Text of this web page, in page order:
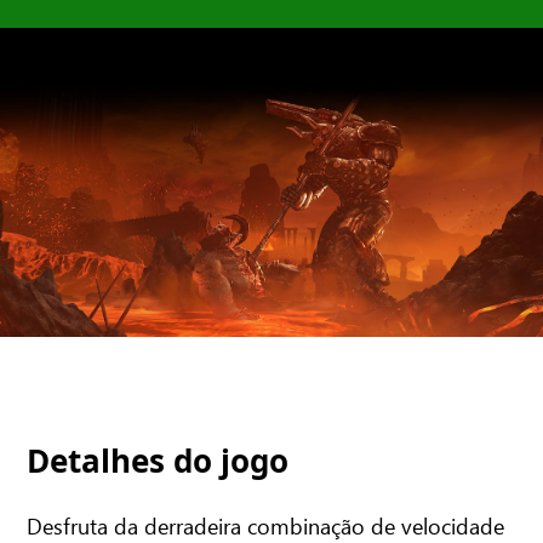
Detalhes do jogo
Desfruta da derradeira combinação de velocidade